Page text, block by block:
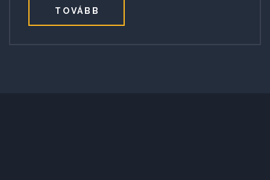
TOVÁBB